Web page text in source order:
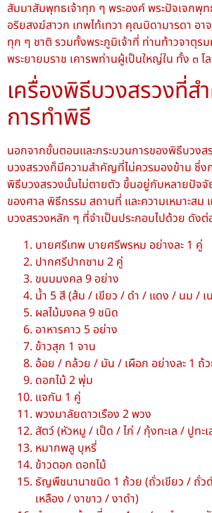
สัมมาสัมพุทธเจ้าทุก ๆ พระองค์ พระปัจเจกพุ
อริยสงฆ์สาวก เทพไท้เทวา คุณบิดามารดา อา
ทุก ๆ ชาติ รวมทั้งพระภูมิเจ้าที่ ท่านท้าวจาตุร
พระยายมราช เคารพท่านผู้เป็นใหญ่ใน ทั้ง ๓ โ
เครื่องพิธีบวงสรวงที่
การทำพิธี
นอกจากขั้นตอนและกระบวนการของพิธีบวงส
บวงสรวงก็มีความสำคัญที่ไม่ควรมองข้าม ซึ่ง
พิธีบวงสรวงนั้นไม่ตายตัว ขึ้นอยู่กับหลายปัจจั
ของศาล พิธีกรรม สถานที่ และความเหมาะสม
บวงสรวงหลัก ๆ ที่จำเป็นประกอบไปด้วย ดังต่
บายศรีเทพ บายศรีพรหม อย่างละ 1 คู่
ปากศรีปากชาม 2 คู่
ขนมมงคล 9 อย่าง
น้ำ 5 สี (ส้ม / เขียว / ดำ / แดง / นม / เ
ผลไม้มงคล 9 ชนิด
อาหารคาว 5 อย่าง
ข้าวสุก 1 จาน
อ้อย / กล้วย / มัน / เผือก อย่างละ 1 ถ้
ดอกไม้ 2 พุ่ม
แจกัน 1 คู่
พวงมาลัยดาวเรือง 2 พวง
สัตว์ (หัวหมู / เป็ด / ไก่ / กุ้งทะเล / ปูทะ
หมากพลู บุหรี่
ข้าวตอก ดอกไม้
ธัญพืชนานาชนิด 1 ถ้วย (ถั่วเขียว / ถั่ว
เหลือง / งาขาว / งาดำ)